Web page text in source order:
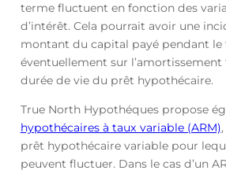
terme fluctuent en fonction des
d’intérêt. Cela pourrait avoir une
montant du capital payé pendant le
éventuellement sur
durée de vie du prêt hypothécaire.
True North Hypothéques propose
hypothécaires à taux variable (ARM)
prêt hypothécaire variable pour
peuvent fluctuer. Dans le cas d’un